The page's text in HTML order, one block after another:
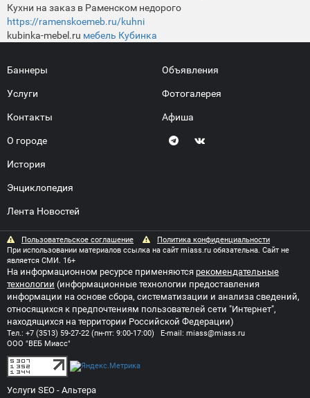
Кухни на заказ в Раменском недорого
https://ramenskoemeb.ru/kuhni
kubinka-mebel.ru мебель Кубинка
Баннеры
Услуги
Контакты
О городе
История
Энциклопедия
Лента Новостей
Объявления
Фотогалерея
Афиша
Пользовательское соглашение
Политика конфиденциальности
При использовании материалов ссылка на сайт miass.ru обязательна. Сайт не
является СМИ. 16+
На информационном ресурсе применяются рекомендательные
технологии (информационные технологии предоставления
информации на основе сбора, систематизации и анализа сведений,
относящихся к предпочтениям пользователей сети "Интернет",
находящихся на территории Российской Федерации)
Тел.: +7 (3513) 59-27-22 (пн-пт: 9:00-17:00) E-mail: miass@miass.ru
ООО "ВЕБ Миасс"
Услуги SEO - Альтера